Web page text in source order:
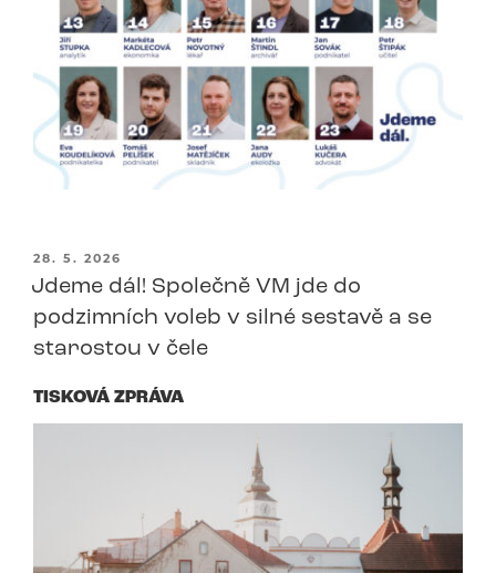
PUBLIKOVÁNO
28. 5. 2026
Jdeme dál! Společně VM jde do
podzimních voleb v silné sestavě a se
starostou v čele
TISKOVÁ ZPRÁVA